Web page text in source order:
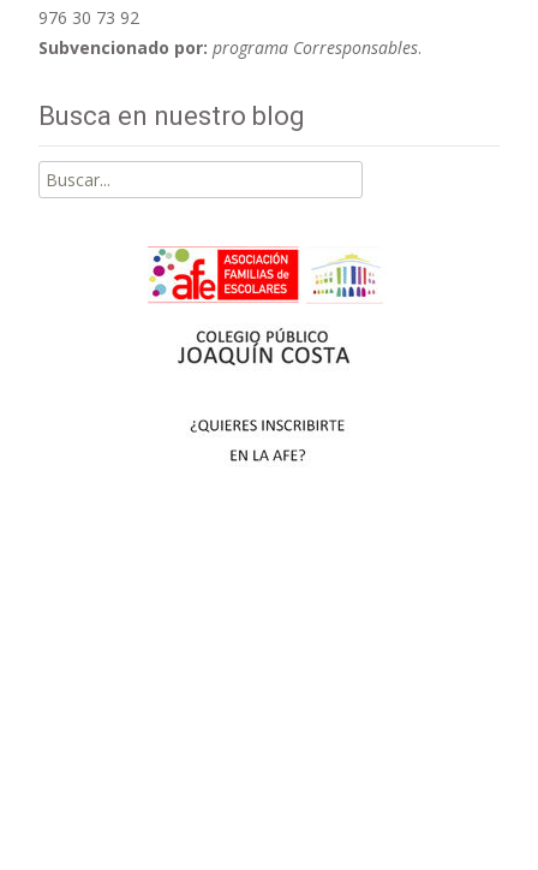
976 30 73 92
Subvencionado por: programa Corresponsables.
Busca en nuestro blog
Buscar
por: